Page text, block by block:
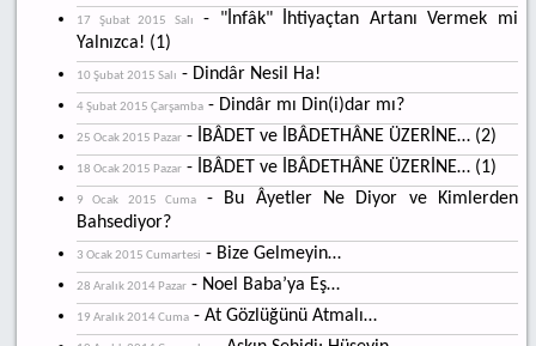
17 Şubat 2015 Salı
- "İnfâk" İhtiyaçtan Artanı Vermek mi
Yalnızca! (1)
10 Şubat 2015 Salı - Dindâr Nesil Ha!
4 Şubat 2015 Çarşamba - Dindâr mı Din(i)dar mı?
25 Ocak 2015 Pazar - İBÂDET ve İBÂDETHÂNE ÜZERİNE… (2)
18 Ocak 2015 Pazar - İBÂDET ve İBÂDETHÂNE ÜZERİNE… (1)
9 Ocak 2015 Cuma- Bu Âyetler Ne Diyor ve Kimlerden
Bahsediyor?
3 Ocak 2015 Cumartesi - Bize Gelmeyin…
28 Aralık 2014 Pazar - Noel Baba’ya Eş…
19 Aralık 2014 Cuma - At Gözlüğünü Atmalı…